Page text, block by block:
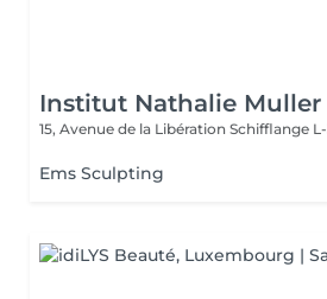
Institut Nathalie Muller
15, Avenue de la Libération Schifflange
Ems Sculpting